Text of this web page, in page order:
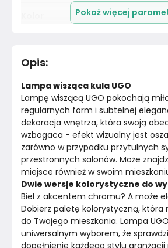
Długość cm
Kolor stelaża
Materiał
Kolor
Marka
Montaż
Pokaż więcej
Opis:
Lampa wisząca kula UGO
Lampę wiszącą UGO pokochają
regularnych form i subtelnej
dekoracja wnętrza, która swoją
wzbogaca - efekt wizualny jest
zarówno w przypadku przytulnych
przestronnych salonów. Może
miejsce również w swoim
Dwie wersje kolorystyczne do
Biel z akcentem chromu? A może
Dobierz paletę kolorystyczną, która
do Twojego mieszkania. Lampa
uniwersalnym wyborem, że
dopełnienie każdego stylu aranżacji